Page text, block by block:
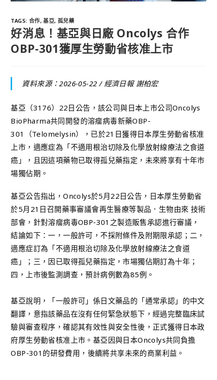
TAGS: 合作, 基亞, 孤兒藥
好消息！基亞與日廠 Oncolys 合作
OBP-301獲厚生勞動省核准上市
資料來源：2026-05-22 /經濟日報 謝柏宏
基亞（3176）22日公告，該公司與日本上市公司Oncolys
BioPharma共同開發的溶瘤病毒新藥OBP-
301（Telomelysin），已於21日獲得日本厚生勞動省核准
上市，適應症為「不適用根治切除及化學放射線療法之食道
癌」，且因這項藥物已取得孤兒藥指定，未來將享有十年市
場獨佔期。
基亞公告指出，Oncolys於5月22日公告，日本厚生勞動省
於5月21日召開藥事審議會再生醫療等製品．生物由來 技術
部會，針對溶瘤病毒OBP-301之製造販售承認進行審議，
結論如下：一，一般許可，不採附條件及附期限承認；二，
適應症訂為「不適用根治切除及化學放射線療法之食道
癌」；三，因已取得孤兒藥指定，市場獨佔期訂為十年；
四，上市後監測調查，預計病例數為85例。
基亞說明，「一般許可」係日文藥品的「通常承認」的中文
翻譯，意指該藥品在沒有任何緊急狀態下，經過完整臨床試
驗與審查程序，確認其有效性與安全性後，正式獲得日本政
府厚生勞動省核准上市。基亞因與日本Oncolys共同負擔
OBP-301的研發費用，後續將共享未來的商業利益。